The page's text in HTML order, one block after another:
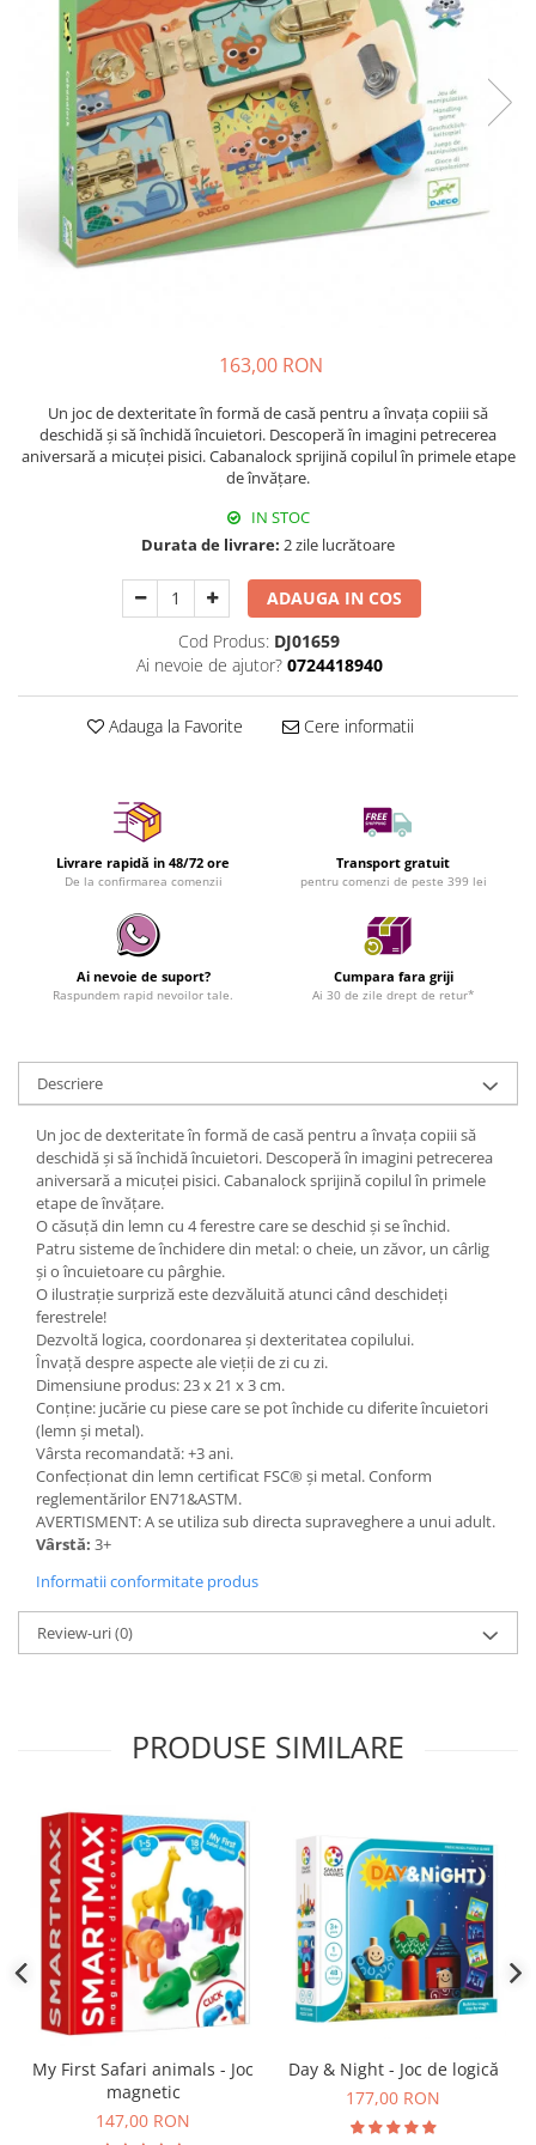
163,00 RON
Un joc de dexteritate în formă de casă pentru a învața copiii să
deschidă și să închidă încuietori. Descoperă în imagini petrecerea
aniversară a micuței pisici. Cabanalock sprijină copilul în primele etape
de învățare.
IN STOC
Durata de livrare: 2 zile lucrătoare
ADAUGA IN COS
Cod Produs: DJ01659
Ai nevoie de ajutor? 0724418940
Adauga la Favorite Cere informatii
Livrare rapidă in 48/72 ore
De la confirmarea comenzii
Transport gratuit
pentru comenzi de peste 399 lei
Ai nevoie de suport?
Raspundem rapid nevoilor tale.
Cumpara fara griji
Ai 30 de zile drept de retur*
Descriere
Un joc de dexteritate în formă de casă pentru a învața copiii să
deschidă și să închidă încuietori. Descoperă în imagini petrecerea
aniversară a micuței pisici. Cabanalock sprijină copilul în primele
etape de învățare.
O căsuță din lemn cu 4 ferestre care se deschid și se închid.
Patru sisteme de închidere din metal: o cheie, un zăvor, un cârlig
și o încuietoare cu pârghie.
O ilustrație surpriză este dezvăluită atunci când deschideți
ferestrele!
Dezvoltă logica, coordonarea și dexteritatea copilului.
Învață despre aspecte ale vieții de zi cu zi.
Dimensiune produs: 23 x 21 x 3 cm.
Conține: jucărie cu piese care se pot închide cu diferite încuietori
(lemn și metal).
Vârsta recomandată: +3 ani.
Confecționat din lemn certificat FSC® și metal. Conform
reglementărilor EN71&ASTM.
AVERTISMENT: A se utiliza sub directa supraveghere a unui adult.
Vârstă: 3+
Informatii conformitate produs
Review-uri(0)
PRODUSE SIMILARE
My First Safari animals - Joc
magnetic
147,00 RON
Day & Night - Joc de logică
177,00 RON